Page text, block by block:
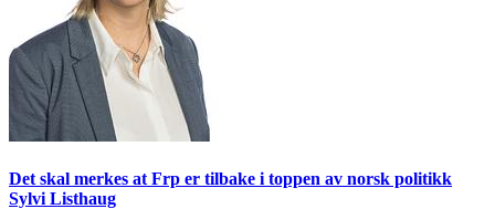
Det skal merkes at Frp er tilbake i toppen av norsk politikk
Sylvi Listhaug